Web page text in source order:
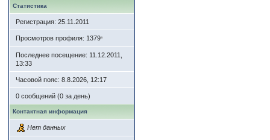
Статистика
Регистрация: 25.11.2011
Просмотров профиля: 1379*
Последнее посещение: 11.12.2011,
13:33
Часовой пояс: 8.8.2026, 12:17
0 сообщений (0 за день)
Контактная информация
Нет данных